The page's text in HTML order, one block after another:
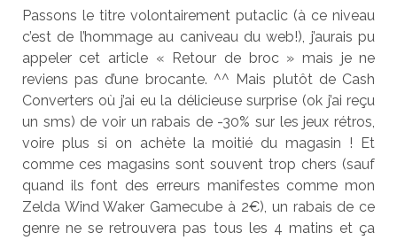
Passons le titre volontairement putaclic (à ce niveau
c’est de l’hommage au caniveau du web!), j’aurais pu
appeler cet article « Retour de broc » mais je ne
reviens pas d’une brocante. ^^ Mais plutôt de Cash
Converters où j’ai eu la délicieuse surprise (ok j’ai reçu
un sms) de voir un rabais de -30% sur les jeux rétros,
voire plus si on achète la moitié du magasin ! Et
comme ces magasins sont souvent trop chers (sauf
quand ils font des erreurs manifestes comme mon
Zelda Wind Waker Gamecube à 2€), un rabais de ce
genre ne se retrouvera pas tous les 4 matins et ça